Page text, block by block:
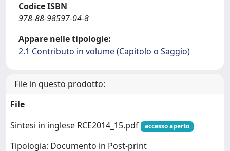
Codice ISBN
978-88-98597-04-8
Appare nelle tipologie:
2.1 Contributo in volume (Capitolo o Saggio)
File in questo prodotto:
File
Sintesi in inglese RCE2014_15.pdf
accesso aperto
Tipologia: Documento in Post-print